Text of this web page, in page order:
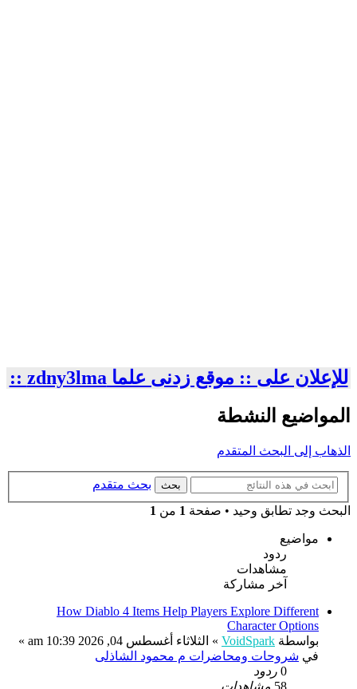
للإعلان على :: موقع زدنى علما zdny3lma ::
المواضيع النشطة
الذهاب إلى البحث المتقدم
بحث
بحث متقدم
البحث وجد تطابق وحيد • صفحة 1 من 1
مواضيع
ردود
مشاهدات
آخر مشاركة
How Diablo 4 Items Help Players Explore Different
Character Options
بواسطة VoidSpark
» الثلاثاء أغسطس 04, 2026 10:39 am
»
في شروحات ومحاضرات م محمود الشاذلى
0 ردود